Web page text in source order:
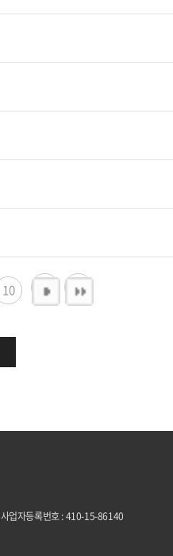
10
사업자등록번호 : 410-15-86140